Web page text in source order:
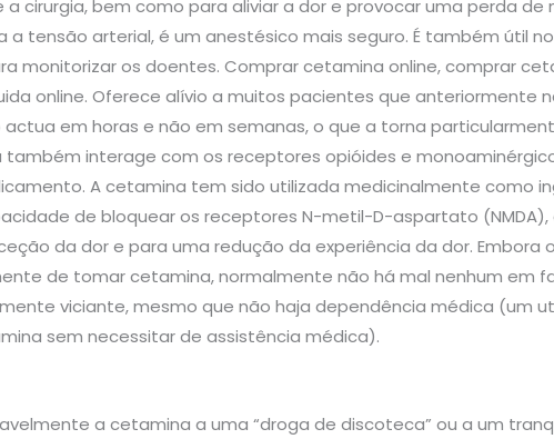
cirurgia, bem como para aliviar a dor e provocar uma perda
a tensão arterial, é um anestésico mais seguro. É também útil
monitorizar os doentes. Comprar cetamina online, comprar
online. Oferece alívio a muitos pacientes que anteriormente
em horas e não em semanas, o que a torna
interage com os receptores opióides e
A cetamina tem sido utilizada medicinalmente como
de bloquear os receptores N-metil-D-aspartato
da dor e para uma redução da experiência da dor. Embora
de tomar cetamina, normalmente não há mal nenhum em
viciante, mesmo que não haja dependência médica (um
sem necessitar de assistência médica).
a cetamina a uma “droga de discoteca” ou a um